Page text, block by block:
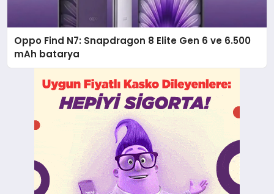
Oppo Find N7: Snapdragon 8 Elite Gen 6 ve 6.500
mAh batarya